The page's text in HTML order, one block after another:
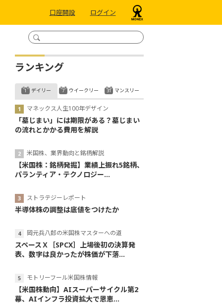
口座開設 ログイン
ランキング
デイリー
マネックス人生100年デザイン
「墓じまい」には期限がある？墓じまい
の流れとかかる費用を解説
米国株、業界動向と銘柄解説
【米国株：銘柄発掘】業績上振れ5銘柄、
パランティア・テクノロジー...
ストラテジーレポート
半導体株の調整は底値をつけたか
岡元兵八郎の米国株マスターへの道
スペースＸ［SPCX］上場後初の決算発
表、数字は良かったが株価が下落...
モトリーフール米国株情報
【米国株動向】AIスーパーサイクル第2
幕、AIインフラ投資拡大で恩恵...
ウイークリー マンスリー